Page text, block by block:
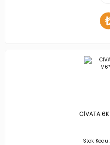
CİVATA
Stok Kodu